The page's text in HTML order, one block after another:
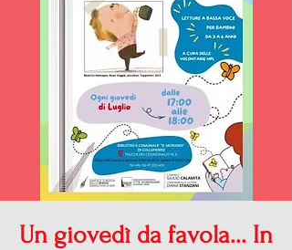
Un giovedì da favola... In